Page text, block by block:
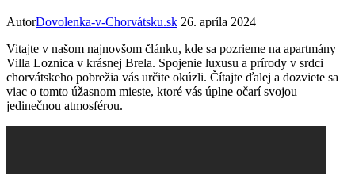
AutorDovolenka-v-Chorvátsku.sk 26. apríla 2024
Vitajte v našom najnovšom článku, kde sa pozrieme na apartmány
Villa Loznica v krásnej Brela. Spojenie luxusu a prírody v srdci
chorvátskeho pobrežia vás určite okúzli. Čítajte ďalej a dozviete sa
viac o tomto úžasnom mieste, ktoré vás úplne očarí svojou
jedinečnou atmosférou.